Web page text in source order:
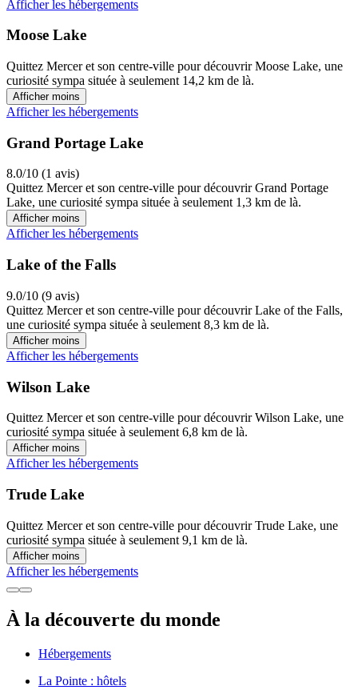
Afficher les hébergements
Moose Lake
Quittez Mercer et son centre-ville pour découvrir Moose Lake, une
curiosité sympa située à seulement 14,2 km de là.
Afficher moins
Afficher les hébergements
Grand Portage Lake
8.0/10 (1 avis)
Quittez Mercer et son centre-ville pour découvrir Grand Portage
Lake, une curiosité sympa située à seulement 1,3 km de là.
Afficher moins
Afficher les hébergements
Lake of the Falls
9.0/10 (9 avis)
Quittez Mercer et son centre-ville pour découvrir Lake of the Falls,
une curiosité sympa située à seulement 8,3 km de là.
Afficher moins
Afficher les hébergements
Wilson Lake
Quittez Mercer et son centre-ville pour découvrir Wilson Lake, une
curiosité sympa située à seulement 6,8 km de là.
Afficher moins
Afficher les hébergements
Trude Lake
Quittez Mercer et son centre-ville pour découvrir Trude Lake, une
curiosité sympa située à seulement 9,1 km de là.
Afficher moins
Afficher les hébergements
À la découverte du monde
Hébergements
La Pointe : hôtels